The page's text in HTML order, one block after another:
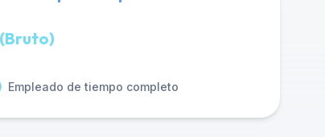
Empleado de tiempo completo